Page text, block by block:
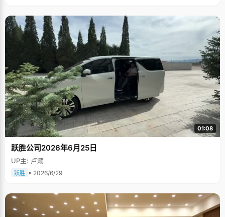
01:08
跃胜公司2026年6月25日
UP主: 卢颖
跃胜 • 2026/6/29